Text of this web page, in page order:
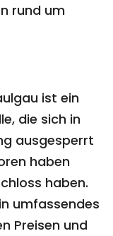
rund um
ist ein
die sich in
ausgesperrt
haben
haben.
umfassendes
Preisen und